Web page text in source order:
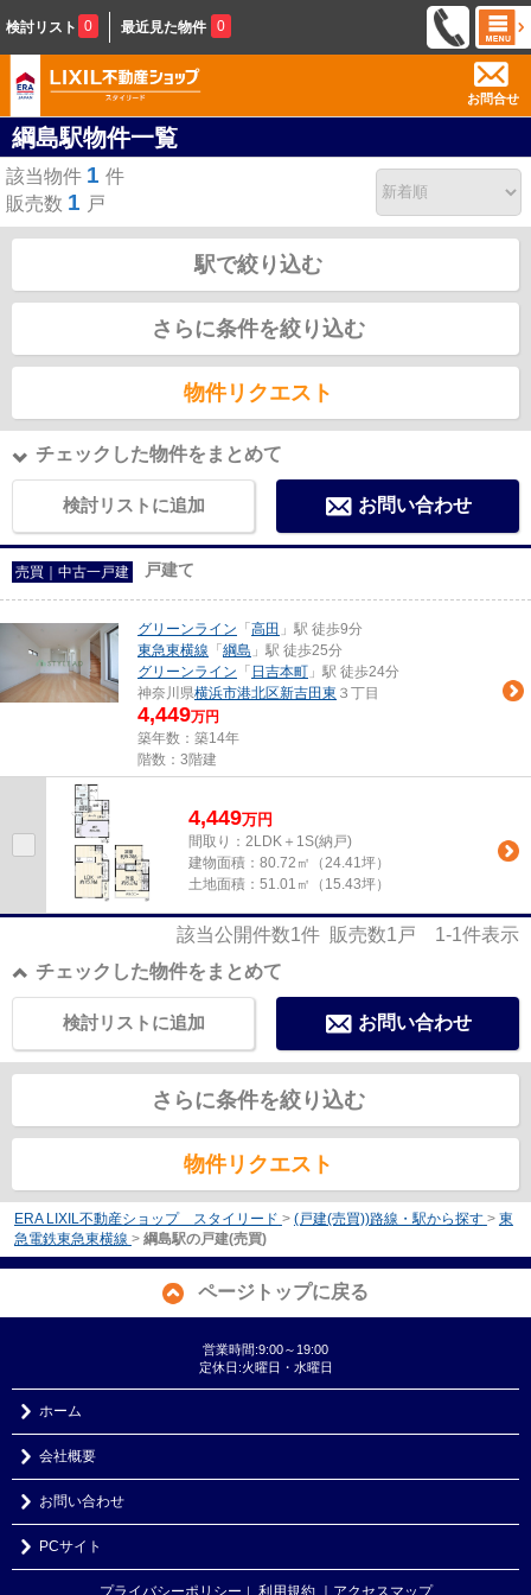
検討リスト 0 最近見た物件 0
お問合せ
綱島駅物件一覧
該当物件 1 件
販売数 1 戸
駅で絞り込む
さらに条件を絞り込む
物件リクエスト
チェックした物件をまとめて
検討リストに追加 お問い合わせ
売買｜中古一戸建 戸建て
グリーンライン 「 高田 」駅 徒歩9分
東急東横線 「 綱島 」駅 徒歩25分
グリーンライン 「 日吉本町 」駅 徒歩24分
神奈川県横浜市港北区新吉田東 ３丁目
4,449万円
築年数：築14年
階数：3階建
4,449万円
間取り：2LDK＋1S(納戸)
建物面積： 80.72㎡（24.41坪）
土地面積： 51.01㎡（15.43坪）
該当公開件数1件 販売数1 戸 1-1件表示
チェックした物件をまとめて
お問い合わせ
検討リストに追加
さらに条件を絞り込む
物件リクエスト
ERA LIXIL不動産ショップ スタイリード > (戸建(売買))路線・駅から探す > 東
急電鉄東急東横線 > 綱島駅の戸建(売買)
ページトップに戻る
営業時間:9:00～19:00
定休日:火曜日・水曜日
ホーム
会社概要
お問い合わせ
PCサイト
プライバシーポリシー ｜ 利用規約 ｜アクセスマップ